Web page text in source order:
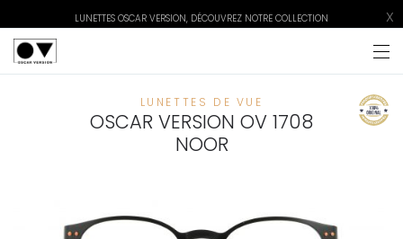
LUNETTES OSCAR VERSION, DÉCOUVREZ NOTRE COLLECTION X
LUNETTES DE VUE
OSCAR VERSION OV 1708
NOOR